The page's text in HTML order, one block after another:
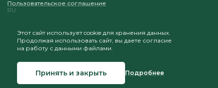
Пользовательское соглашение
RU
Приветствуется копирование и размещение
материалов при условии сохранения ссылки на наш
© 2026 Бондюэль Россия
Создание сайта
Этот сайт использует cookie для хранения данных.
Продолжая использовать сайт, вы даете согласие
на работу с данными файлами.
Принять и закрыть Подробнее